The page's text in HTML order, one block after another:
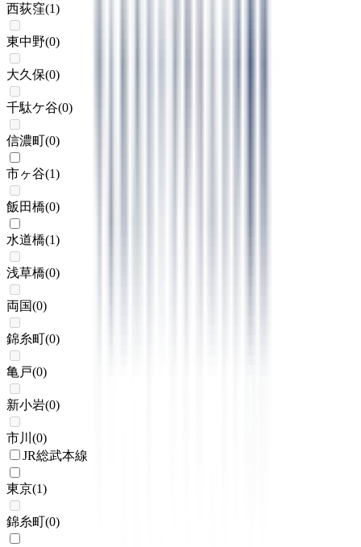
西荻窪(1)
東中野(0)
大久保(0)
千駄ケ谷(0)
信濃町(0)
市ヶ谷(1)
飯田橋(0)
水道橋(1)
浅草橋(0)
両国(0)
錦糸町(0)
亀戸(0)
新小岩(0)
市川 (0)
JR総武本線
東京(1)
錦糸町(0)